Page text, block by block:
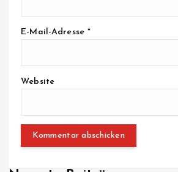
E-Mail-Adresse*
Website